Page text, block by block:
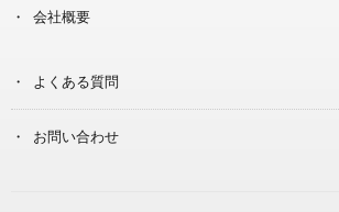
会社概要
よくある質問
お問い合わせ